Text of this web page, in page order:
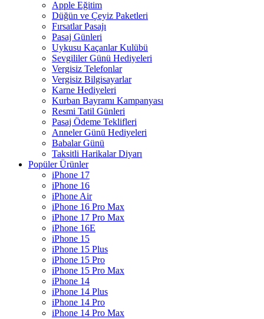
Apple Eğitim
Düğün ve Çeyiz Paketleri
Fırsatlar Pasajı
Pasaj Günleri
Uykusu Kaçanlar Kulübü
Sevgililer Günü Hediyeleri
Vergisiz Telefonlar
Vergisiz Bilgisayarlar
Karne Hediyeleri
Kurban Bayramı Kampanyası
Resmi Tatil Günleri
Pasaj Ödeme Teklifleri
Anneler Günü Hediyeleri
Babalar Günü
Taksitli Harikalar Diyarı
Popüler Ürünler
iPhone 17
iPhone 16
iPhone Air
iPhone 16 Pro Max
iPhone 17 Pro Max
iPhone 16E
iPhone 15
iPhone 15 Plus
iPhone 15 Pro
iPhone 15 Pro Max
iPhone 14
iPhone 14 Plus
iPhone 14 Pro
iPhone 14 Pro Max